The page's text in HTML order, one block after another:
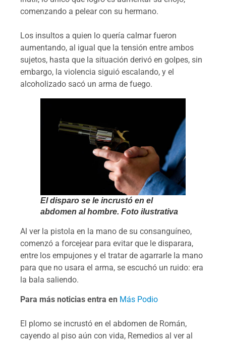
comenzando a pelear con su hermano.
Los insultos a quien lo quería calmar fueron
aumentando, al igual que la tensión entre ambos
sujetos, hasta que la situación derivó en golpes, sin
embargo, la violencia siguió escalando, y el
alcoholizado sacó un arma de fuego.
El disparo se le incrustó en el
abdomen al hombre. Foto ilustrativa
Al ver la pistola en la mano de su consanguíneo,
comenzó a forcejear para evitar que le disparara,
entre los empujones y el tratar de agarrarle la mano
para que no usara el arma, se escuchó un ruido: era
la bala saliendo.
Para más noticias entra en Más Podio
El plomo se incrustó en el abdomen de Román,
cayendo al piso aún con vida, Remedios al ver al